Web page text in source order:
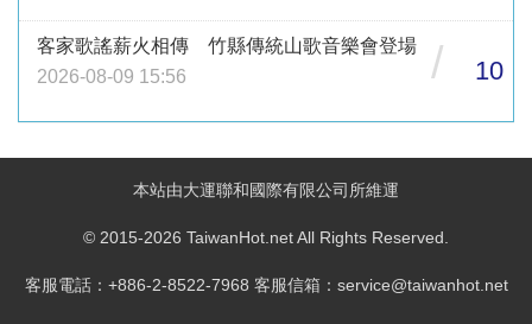
客家歌謠薪火相傳 竹縣傳統山歌音樂會登場
2026-08-09 15:56
/ 10
本站由大運聯和國際有限公司所維運
© 2015-2026 TaiwanHot.net All Rights Reserved.
客服電話：+886-2-8522-7968 客服信箱：service@taiwanhot.net